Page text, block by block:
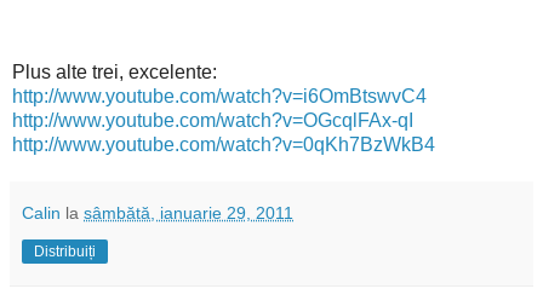
Plus alte trei, excelente:
http://www.youtube.com/watch?v=i6OmBtswvC4
http://www.youtube.com/watch?v=OGcqlFAx-qI
http://www.youtube.com/watch?v=0qKh7BzWkB4
Calin la sâmbătă, ianuarie 29, 2011
Distribuiți